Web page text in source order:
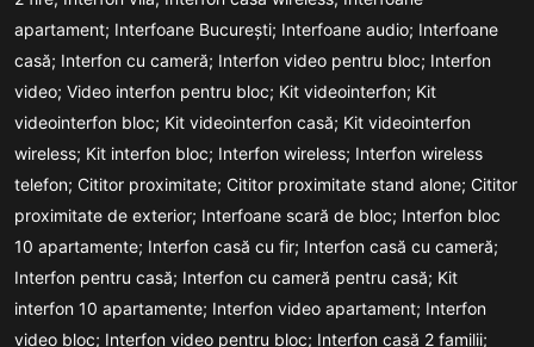
apartament; Interfoane București; Interfoane audio; Interfoane
casă; Interfon cu cameră; Interfon video pentru bloc; Interfon
video; Video interfon pentru bloc; Kit videointerfon; Kit
videointerfon bloc; Kit videointerfon casă; Kit videointerfon
wireless; Kit interfon bloc; Interfon wireless; Interfon wireless
telefon; Cititor proximitate; Cititor proximitate stand alone; Cititor
proximitate de exterior; Interfoane scară de bloc; Interfon bloc
10 apartamente; Interfon casă cu fir; Interfon casă cu cameră;
Interfon pentru casă; Interfon cu cameră pentru casă; Kit
interfon 10 apartamente; Interfon video apartament; Interfon
video bloc; Interfon video pentru bloc; Interfon casă 2 familii;